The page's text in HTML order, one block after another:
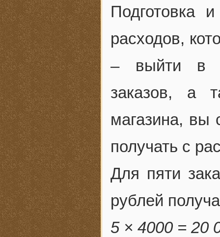
Подготовка
расходов,
– выйти в
заказов, а
магазина, вы
получать с
Для пяти
рублей
5 × 4000 = 20